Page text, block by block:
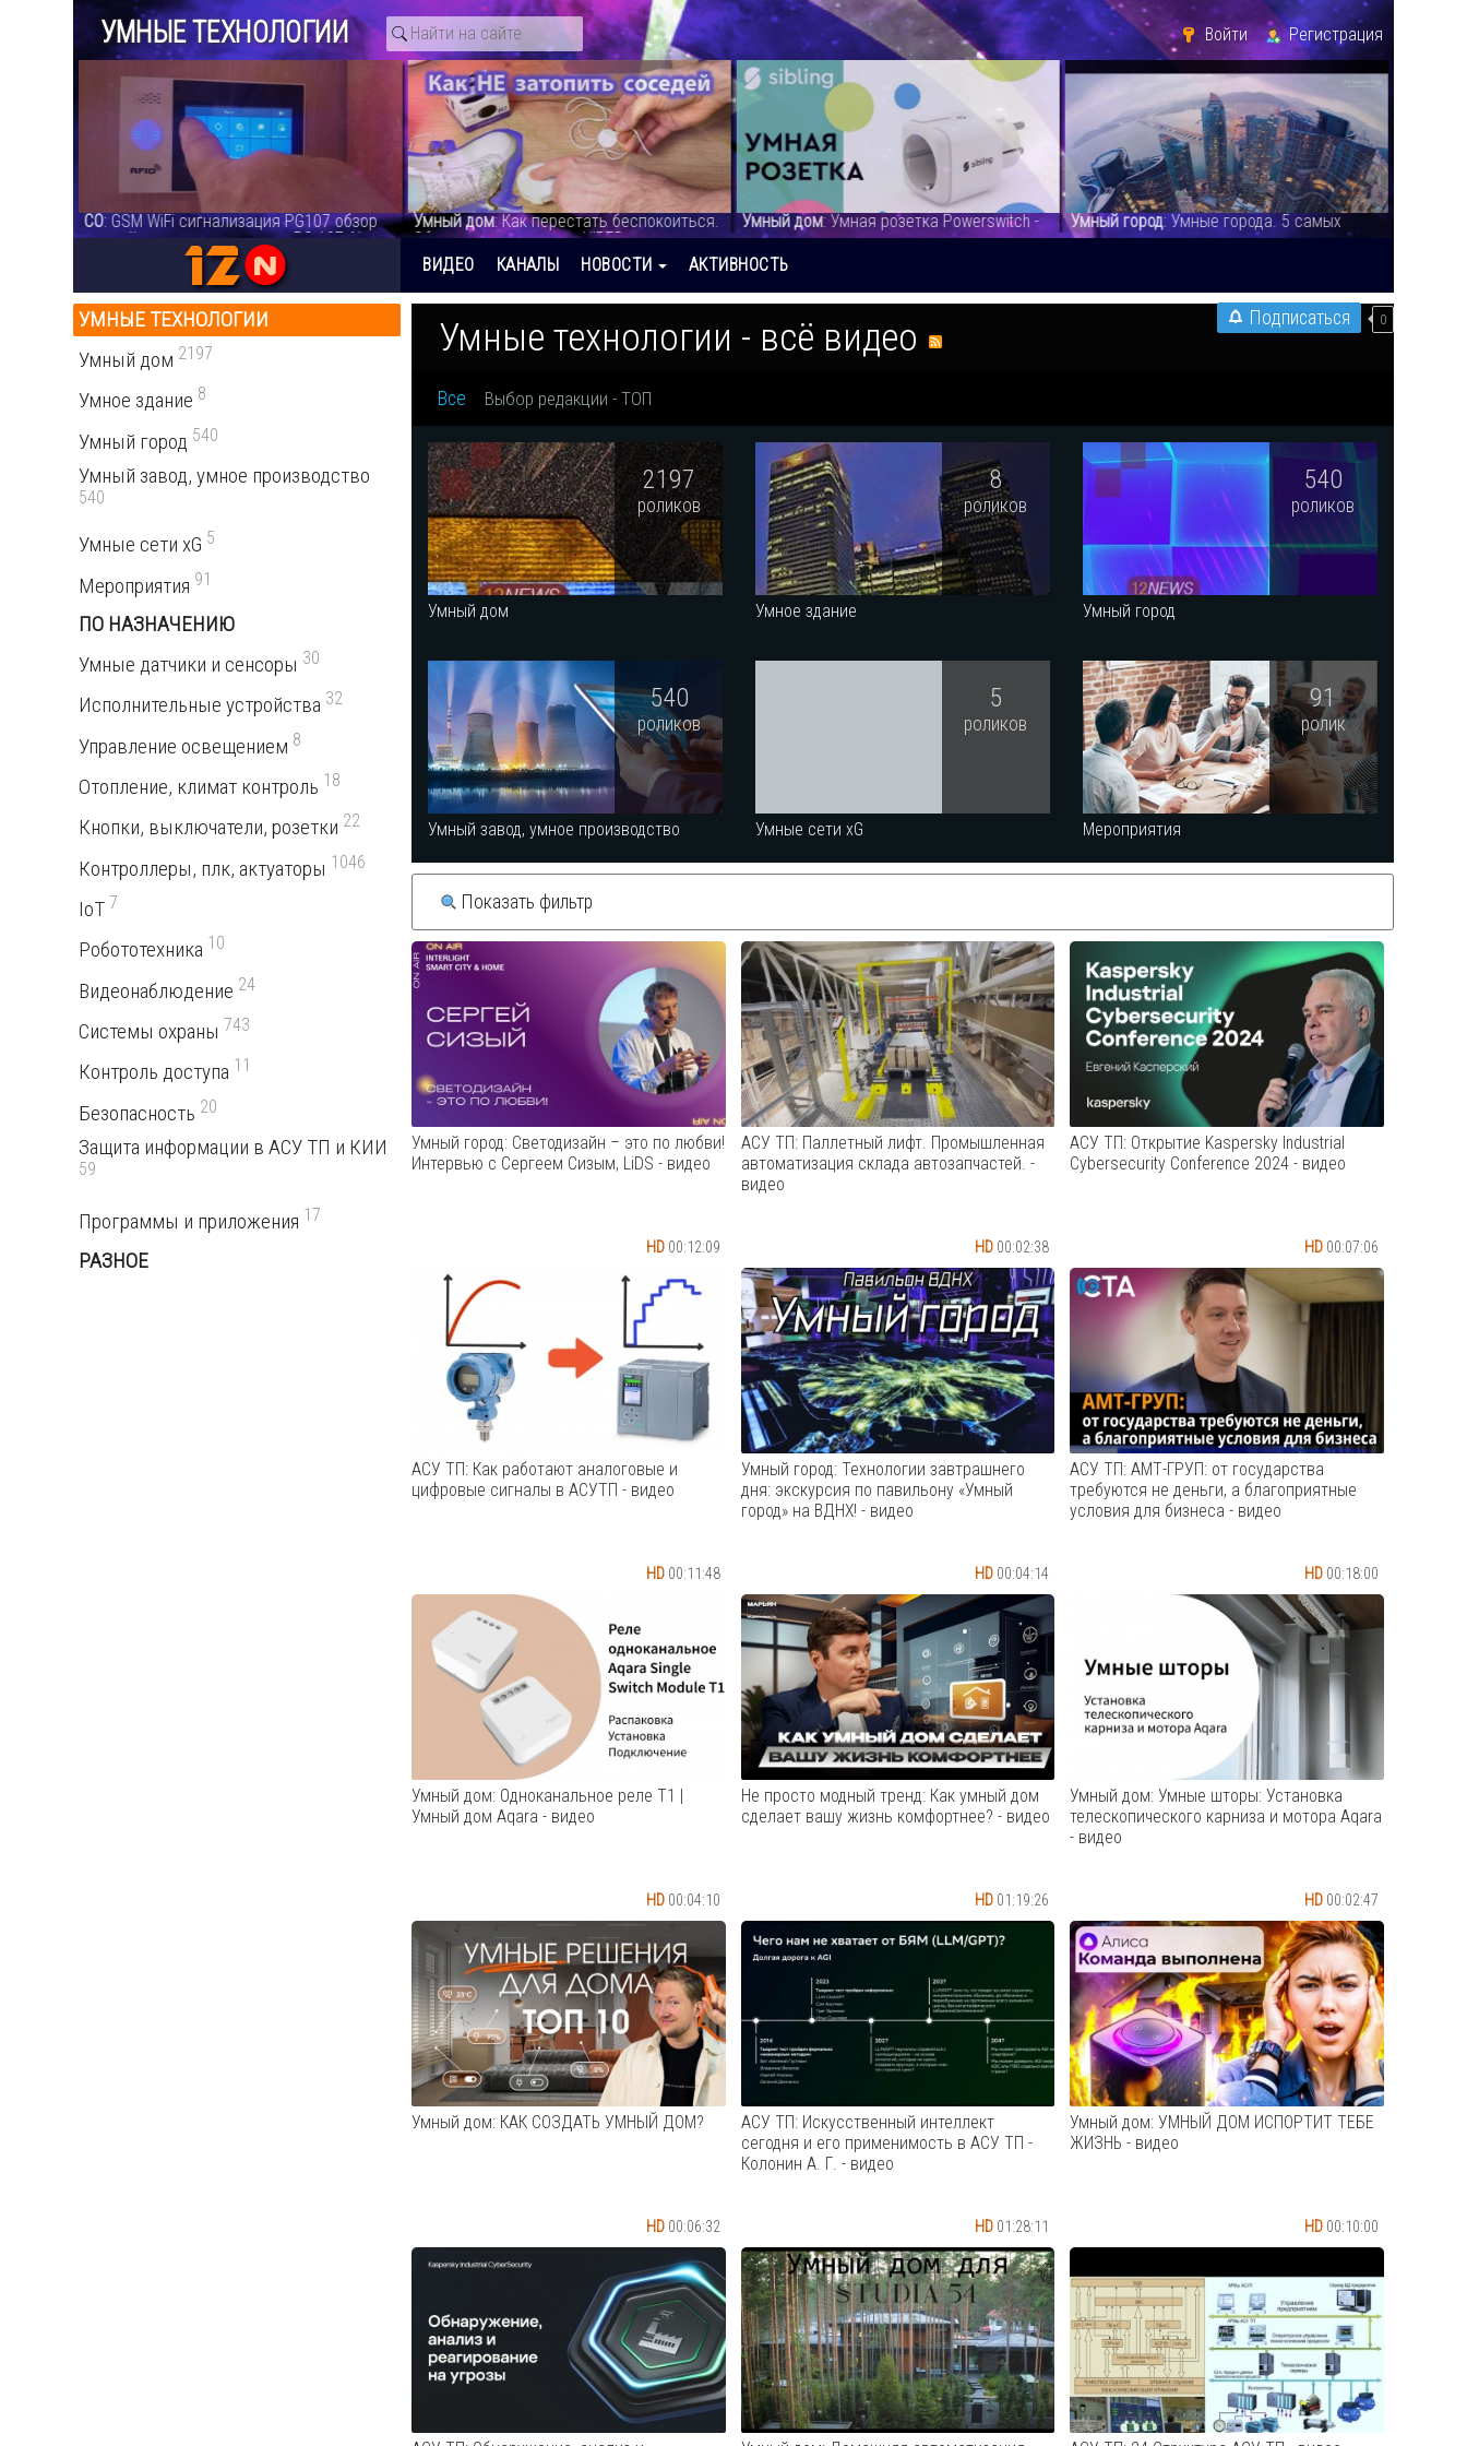
УМНЫЕ ТЕХНОЛОГИИ Войти Регистрация
PG107 обзор
107 Alarm
Умный дом: Как перестать беспокоиться.
Обзор умных датчиков HIPER - видео
Умный дом: Умная розетка Powerswitch -
видео
Умный город: Умные города. 5 самых
интересных. - видео
Как перейти от контроля к управлению
корпоративными данными. Новые кейсы
ВИДЕО
КАНАЛЫ НОВОСТИ АКТИВНОСТЬ
Подписаться 0
Умные технологии - всё видео
Все Выбор редакции - ТОП
2197
роликов
Умный дом
8
роликов
Умное здание
540
роликов
Умный город
540
роликов
Умный завод, умное производство
5
роликов
Умные сети xG
91
ролик
Мероприятия
Показать фильтр
HD 00:12:09
Умный город: Светодизайн – это по любви!
Интервью с Сергеем Сизым, LiDS - видео
HD 00:02:38
АСУ ТП: Паллетный лифт. Промышленная
автоматизация склада автозапчастей. -
видео
Автоматическая транспортировочная
система с промышленным паллетным
лифтом. Система предназначен для
перемещения грузов на поддонах на
пятиуровневую складскую систему
хранения товара (автозапчастей).
Комплекс изготовленного ООО
"Норматив" ...
Cмотреть видео
HD 00:07:06
АСУ ТП: Открытие Kaspersky Industrial
Cybersecurity Conference 2024 - видео
Выступление Е.В. Касперского, которое
открывает конференцию Kaspersky
Industrial Cybersecurity Conference
2024#KasperskyConference2024
#Кибербезопасность #ИБ #АСУТП
#Антивирус #Kaspersky
#ЕвгенийКасперский
Cмотреть видео
HD 00:11:48
АСУ ТП: Как работают аналоговые и
цифровые сигналы в АСУТП - видео
В этом видео разберём, как работают
аналоговые и цифровые сигналы в АСУ
ТП. Узнаем, как происходит
преобразование аналогового сигнала
в цифровой, что такое дискретизация и
квантование, а также как сигнал
передаётся от датчиков до ПЛК. 0:0...
Cмотреть видео
HD 00:04:14
Умный город: Технологии завтрашнего
дня: экскурсия по павильону «Умный
город» на ВДНХ! - видео
Добро пожаловать в павильон «Умный
город» на ВДНХ! Это место, где
передовые технологии встречаются с
повседневной жизнью. В этом видео
мы расскажем, как устроен павильон,
и покажем самые захватывающие
экспонаты. Узнайте, как цифровые
технол...
Cмотреть видео
HD 00:18:00
АСУ ТП: АМТ-ГРУП: от государства
требуются не деньги, а благоприятные
условия для бизнеса - видео
#современнаяэлектроника
#импортозамещение #АСУТП #Альфа
#автоматизация Интервью с
Вячеславом Половинко, руководителем
направления собственных продуктов
АМТ-ГРУП на Форуме для
специалистов по автоматизации «PRO
автоматизацию: Обеспечение те...
Cмотреть видео
HD 00:04:10
Умный дом: Одноканальное реле Т1 |
Умный дом Aqara - видео
Реле одноканальное Т1 (с нейтралью/
без нейтрали)
Cмотреть видео
HD 01:19:26
Не просто модный тренд: Как умный дом
сделает вашу жизнь комфортнее? - видео
Когда дом становится умнее —
меняется всё! Представьте, что ваш
дом не просто реагирует на вас, но и
помогает экономить, заботится о
вашем комфорте и безопасности. С
чего начать, чтобы всё получилось без
лишних заморочек? Ка...
HD 00:02:47
Умный дом: Умные шторы: Установка
телескопического карниза и мотора Aqara
- видео
В ролике вы ознакомитесь с
установкой верхнего телескопического
карниза и мотора Aqara
Cмотреть видео
HD 00:06:32
Умный дом: КАК СОЗДАТЬ УМНЫЙ ДОМ?
Вы любите комфорт? Системы умного
дома становятся неотъемлемым
элементом современного интерьера,
улучшая качество жизни и делая её
более комфортной и безопасной.
Тайминг видео: 0:40 Что такое умный
дом? 1:38 Системы освещения 2:20
HD 01:28:11
АСУ ТП: Искусственный интеллект
сегодня и его применимость в АСУ ТП -
Колонин А. Г. - видео
Искусственный интеллект сегодня и
его применимость в АСУ ТП Колонин
Антон Германович, к.т.н., ведущий
специалист НГУ https://www.nsu.ru/,
архитектор "Модульные Системы
Торнадо" https://tornado.nsk.ru/, эксперт
Российского совета по междун...
Cмотреть видео
HD 00:10:00
Умный дом: УМНЫЙ ДОМ ИСПОРТИТ ТЕБЕ
ЖИЗНЬ - видео
Cмотреть видео
УМНЫЕ ТЕХНОЛОГИИ
Умный дом 2197
Умное здание 8
Умный город 540
Умный завод, умное производство
540
Умные сети xG 5
Мероприятия 91
ПО НАЗНАЧЕНИЮ
Умные датчики и сенсоры 30
Исполнительные устройства 32
Управление освещением 8
Отопление, климат контроль 18
Кнопки, выключатели, розетки 22
Контроллеры, плк, актуаторы 1046
IoT 7
Робототехника 10
Видеонаблюдение 24
Системы охраны 743
Контроль доступа 11
Безопасность 20
Защита информации в АСУ ТП и КИИ
59
Программы и приложения 17
РАЗНОЕ